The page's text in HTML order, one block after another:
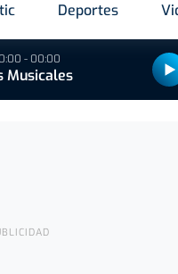
Deportes
- 00:00
Musicales